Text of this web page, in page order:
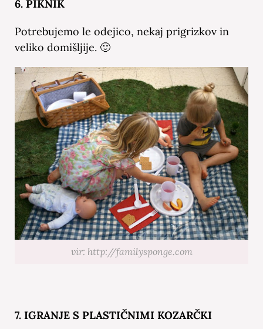
6. PIKNIK
Potrebujemo le odejico, nekaj prigrizkov in
veliko domišljije. 🙂
vir: http://familysponge.com
7. IGRANJE S PLASTIČNIMI KOZARČKI